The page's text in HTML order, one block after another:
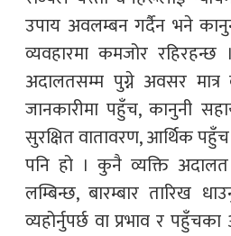
उपाय अवलम्बन गर्दैन भने
व्यवहारमा कमजोर रहिरहन्छ
अदालतसम्म पुग्ने अवसर
जानकारीमा पहुँच, कानुनी
सुरक्षित वातावरण, आर्थिक
पनि हो । कुनै व्यक्ति अदालत
लम्बिन्छ, बारम्बार तारिख
व्यहोर्नुपर्छ वा प्रभाव र